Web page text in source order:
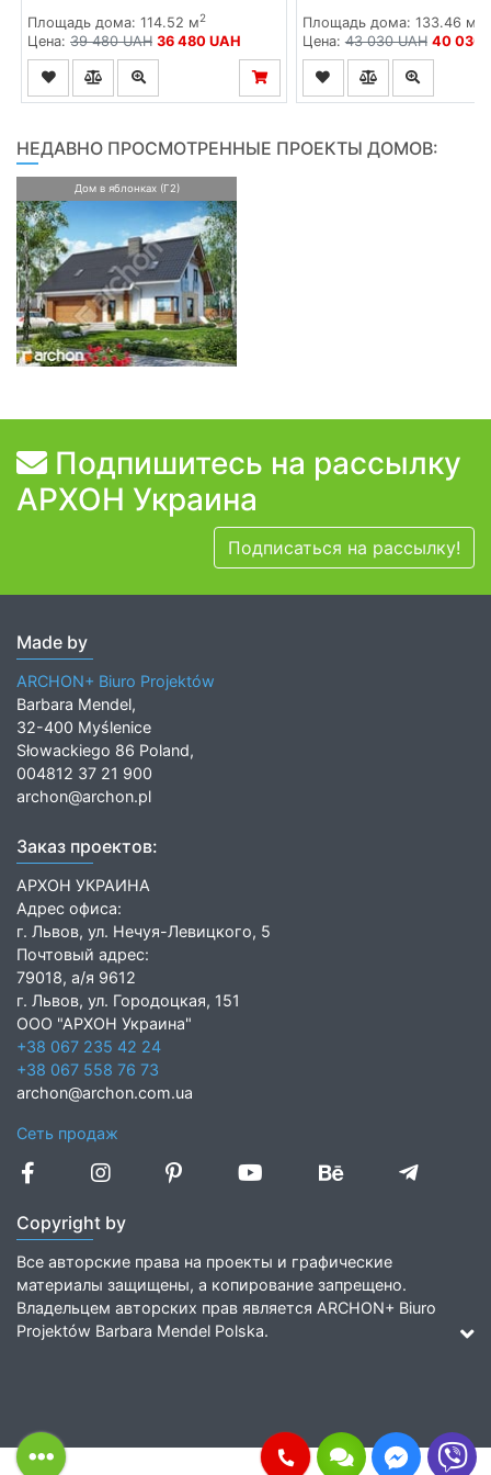
Площадь дома: 114.52 м2
Цена: 39 480 UAH 36 480 UAH
Площадь дома: 133.46 м
Цена:43 030 UAH 40 030
НЕДАВНО ПРОСМОТРЕННЫЕ ПРОЕКТЫ ДОМОВ:
Дом в яблонках (Г2)
Подпишитесь на рассылку
АРХОН Украина
Подписаться на рассылку!
Made by
ARCHON+ Biuro Projektów
Barbara Mendel,
32-400 Myślenice
Słowackiego 86 Poland,
004812 37 21 900
archon@archon.pl
Заказ проектов:
АРХОН УКРАИНА
Адрес офиса:
г. Львов, ул. Нечуя-Левицкого, 5
Почтовый адрес:
79018, а/я 9612
г. Львов, ул. Городоцкая, 151
ООО "АРХОН Украина"
+38 067 235 42 24
+38 067 558 76 73
archon@archon.com.ua
Сеть продаж
Copyright by
Все авторские права на проекты и графические
материалы защищены, а копирование запрещено.
Владельцем авторских прав является ARCHON+ Biuro
Projektów Barbara Mendel Polska.